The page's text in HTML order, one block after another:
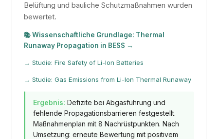
Belüftung und bauliche Schutzmaßnahmen wurden
bewertet.
📚 Wissenschaftliche Grundlage: Thermal
Runaway Propagation in BESS →
→ Studie: Fire Safety of Li-Ion Batteries
→ Studie: Gas Emissions from Li-Ion Thermal Runaway
Ergebnis: Defizite bei Abgasführung und
fehlende Propagationsbarrieren festgestellt.
Maßnahmenplan mit 8 Nachrüstpunkten. Nach
Umsetzung: erneute Bewertung mit positivem